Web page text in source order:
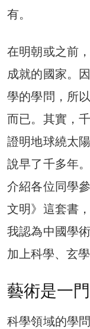
有。
在明朝或之前
成就的國家。
學的學問，所
而已。其實，
證明地球繞太
說早了千多年
介紹各位同學
文明》這套書
我認為中國學
加上科學、玄學
藝術是一
科學領域的學